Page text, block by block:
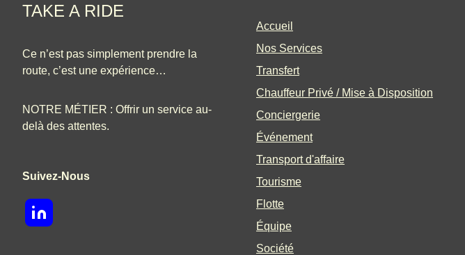
TAKE A RIDE
Ce n’est pas simplement prendre la
route, c’est une expérience…
NOTRE MÉTIER : Offrir un service au-
delà des attentes.
Suivez-Nous
Accueil
Nos Services
Transfert
Chauffeur Privé / Mise à Disposition
Conciergerie
Événement
Transport d'affaire
Tourisme
Flotte
Équipe
Société